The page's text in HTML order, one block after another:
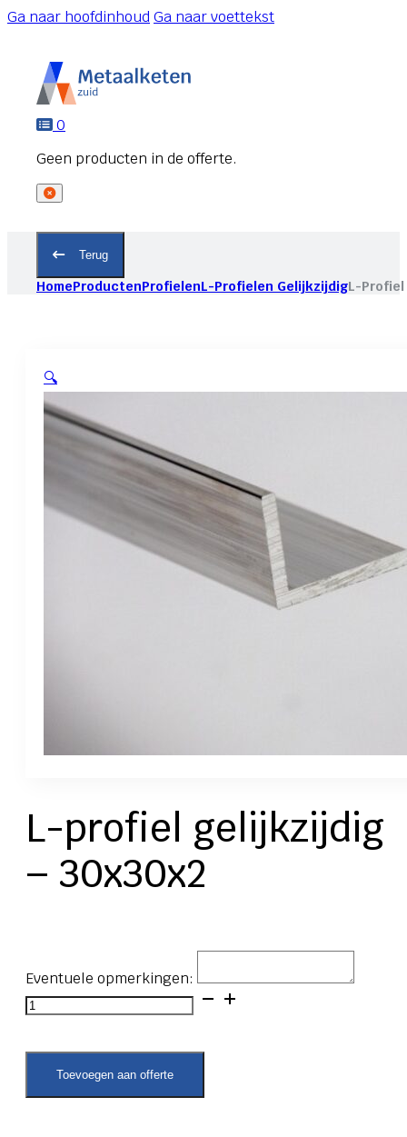
Ga naar hoofdinhoudGa naar voettekst
0
Terug
HomeProductenProfielenL-Profielen GelijkzijdigL-
🔍
L-profiel gelijkzijdig
– 30x30x2
Eventuele opmerkingen:
L-
profiel
-
30x30x2
aantal
Toevoegen aan offerte